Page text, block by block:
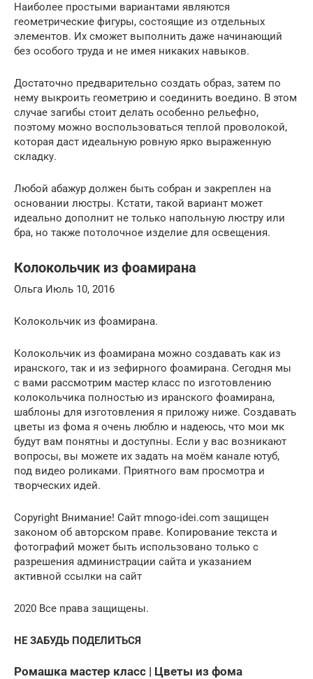
Наиболее простыми вариантами являются
геометрические фигуры, состоящие из отдельных
элементов. Их сможет выполнить даже начинающий
без особого труда и не имея никаких навыков.
Достаточно предварительно создать образ, затем по
нему выкроить геометрию и соединить воедино. В этом
случае загибы стоит делать особенно рельефно,
поэтому можно воспользоваться теплой проволокой,
которая даст идеальную ровную ярко выраженную
складку.
Любой абажур должен быть собран и закреплен на
основании люстры. Кстати, такой вариант может
идеально дополнит не только напольную люстру или
бра, но также потолочное изделие для освещения.
Колокольчик из фоамирана
Ольга Июль 10, 2016
Колокольчик из фоамирана.
Колокольчик из фоамирана можно создавать как из
иранского, так и из зефирного фоамирана. Сегодня мы
с вами рассмотрим мастер класс по изготовлению
колокольчика полностью из иранского фоамирана,
шаблоны для изготовления я приложу ниже. Создавать
цветы из фома я очень люблю и надеюсь, что мои мк
будут вам понятны и доступны. Если у вас возникают
вопросы, вы можете их задать на моём канале ютуб,
под видео роликами. Приятного вам просмотра и
творческих идей.
Copyright Внимание! Сайт mnogo-idei.com защищен
законом об авторском праве. Копирование текста и
фотографий может быть использовано только с
разрешения администрации сайта и указанием
активной ссылки на сайт
2020 Все права защищены.
НЕ ЗАБУДЬ ПОДЕЛИТЬСЯ
Ромашка мастер класс | Цветы из фома